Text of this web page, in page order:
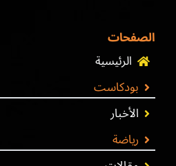
الصفحات
الرئيسية
بودكاست
الأخبار
رياضة